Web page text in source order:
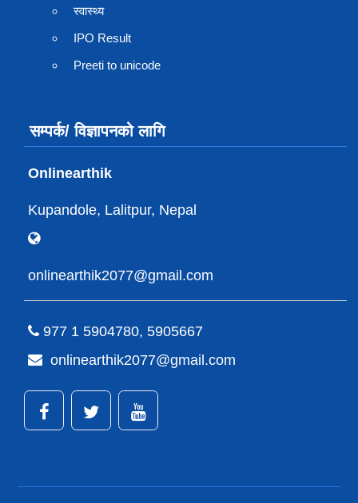
स्वास्थ्य
IPO Result
Preeti to unicode
सम्पर्क/ विज्ञापनको लागि
Onlinearthik
Kupandole, Lalitpur, Nepal
onlinearthik2077@gmail.com
977 1 5904780, 5905667
onlinearthik2077@gmail.com